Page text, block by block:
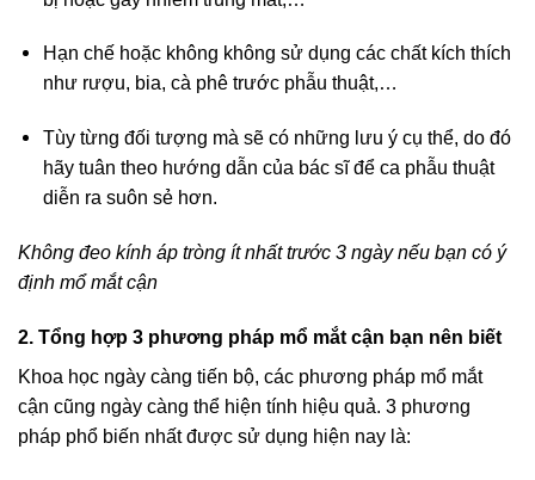
Hạn chế hoặc không không sử dụng các chất kích thích
như rượu, bia, cà phê trước phẫu thuật,…
Tùy từng đối tượng mà sẽ có những lưu ý cụ thể, do đó
hãy tuân theo hướng dẫn của bác sĩ để ca phẫu thuật
diễn ra suôn sẻ hơn.
Không đeo kính áp tròng ít nhất trước 3 ngày nếu bạn có ý
định mổ mắt cận
2. Tổng hợp 3 phương pháp mổ mắt cận bạn nên biết
Khoa học ngày càng tiến bộ, các phương pháp mổ mắt
cận cũng ngày càng thể hiện tính hiệu quả. 3 phương
pháp phổ biến nhất được sử dụng hiện nay là: